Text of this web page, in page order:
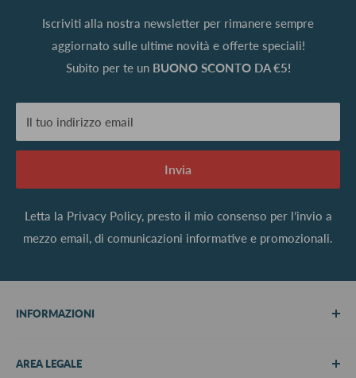
Iscriviti alla nostra newsletter per rimanere sempre
aggiornato sulle ultime novità e offerte speciali!
Subito per te un BUONO SCONTO DA €5!
Il tuo indirizzo email
Invia
Letta la Privacy Policy, presto il mio consenso per l’invio a
mezzo email, di comunicazioni informative e promozionali.
INFORMAZIONI
Metodi di pagamento
AREA LEGALE